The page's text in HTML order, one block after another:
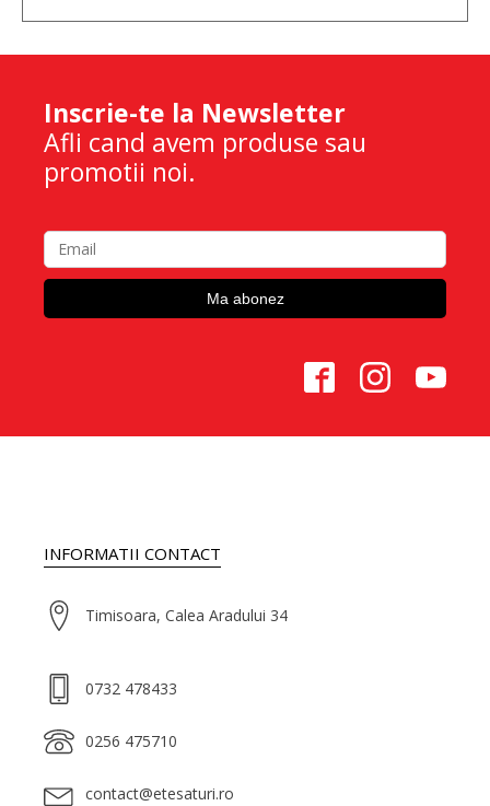
Inscrie-te la Newsletter
Afli cand avem produse sau
promotii noi.
INFORMATII CONTACT
Timisoara, Calea Aradului 34
0732 478433
0256 475710
contact@etesaturi.ro